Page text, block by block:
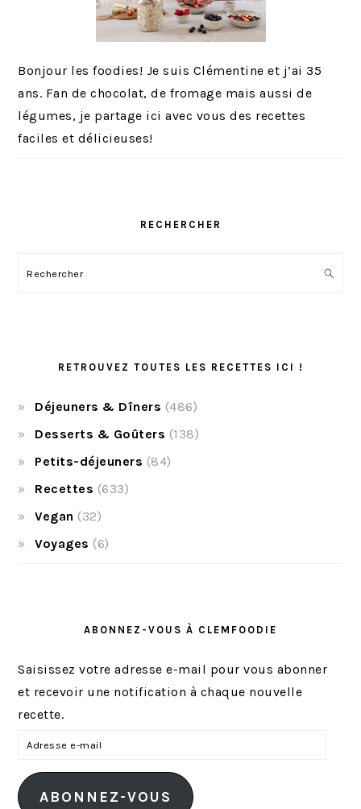
Bonjour les foodies! Je suis Clémentine et j’ai 35
ans. Fan de chocolat, de fromage mais aussi de
légumes, je partage ici avec vous des recettes
faciles et délicieuses!
RECHERCHER
Rechercher
RETROUVEZ TOUTES LES RECETTES ICI !
Déjeuners & Dîners (486)
Desserts & Goûters (138)
Petits-déjeuners (84)
Recettes (633)
Vegan (32)
Voyages (6)
ABONNEZ-VOUS À CLEMFOODIE
Saisissez votre adresse e-mail pour vous abonner
et recevoir une notification à chaque nouvelle
recette.
r
ABONNEZ-VOUS